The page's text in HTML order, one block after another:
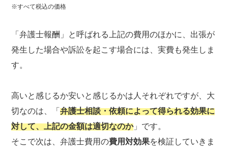
※すべて税込の価格
「弁護士報酬」と呼ばれる上記の費用のほかに、出張が
発生した場合や訴訟を起こす場合には、実費も発生しま
す。
高いと感じるか安いと感じるかは人それぞれですが、大
切なのは、「弁護士相談・依頼によって得られる効果に
対して、上記の金額は適切なのか」です。
そこで次は、弁護士費用の費用対効果を検証していきま